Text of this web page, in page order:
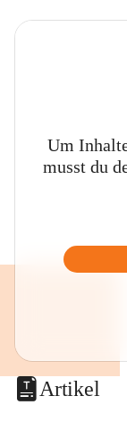
Um
musst du
Artikel